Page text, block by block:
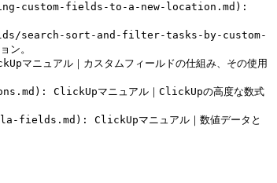
custom-fields-to-a-new-location.md):
fields/search-sort-and-filter-tasks-by-custom-
ン。
ル｜カスタムフィールドの仕組み、その使用
ClickUpマニュアル｜ClickUpの高度な数式
ClickUpマニュアル｜数値データと